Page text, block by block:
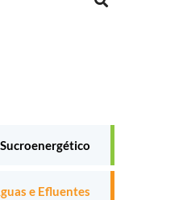
Sucroenergético
e Efluentes